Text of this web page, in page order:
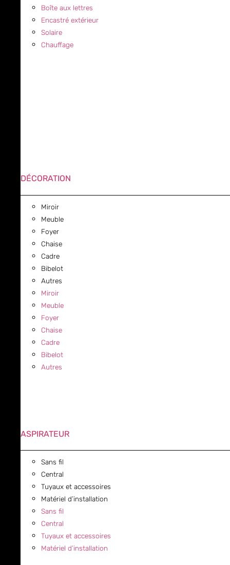
Boîte aux lettres
Encastré extérieur
Solaire
Chauffage
DÉCORATION
Miroir
Meuble
Foyer
Chaise
Cadre
Bibelot
Autres
Miroir
Meuble
Foyer
Chaise
Cadre
Bibelot
Autres
ASPIRATEUR
Sans fil
Central
Tuyaux et accessoires
Matériel d’installation
Sans fil
Central
Tuyaux et accessoires
Matériel d’installation